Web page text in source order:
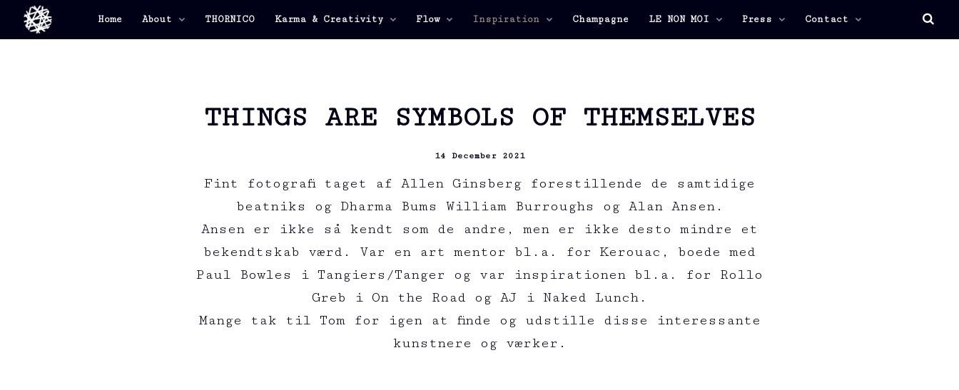
Home About THORNICO Karma & Creativity Flow Inspiration Champagne LE NON MOI Press Contact
THINGS ARE SYMBOLS OF THEMSELVES
14 December 2021
Fint fotografi taget af Allen Ginsberg forestillende de samtidige
beatniks og Dharma Bums William Burroughs og Alan Ansen.
Ansen er ikke så kendt som de andre, men er ikke desto mindre et
bekendtskab værd. Var en art mentor bl.a. for Kerouac, boede med
Paul Bowles i Tangiers/Tanger og var inspirationen bl.a. for Rollo
Greb i On the Road og AJ i Naked Lunch.
Mange tak til Tom for igen at finde og udstille disse interessante
kunstnere og værker.